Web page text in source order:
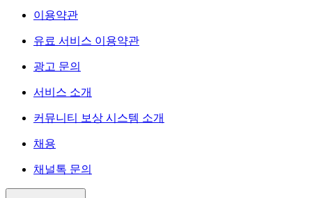
이용약관
유료 서비스 이용약관
광고 문의
서비스 소개
커뮤니티 보상 시스템 소개
채용
채널톡 문의